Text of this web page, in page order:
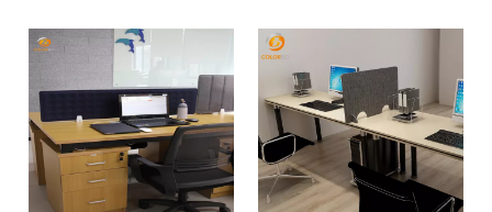
partizione
schermo da tavolo in PET